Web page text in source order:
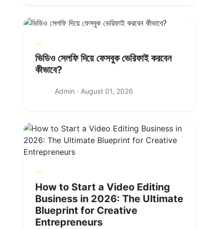
ভিডিও সেলফি দিয়ে ফেসবুক ভেরিফাই করবেন
কীভাবে?
Admin · August 01, 2026
How to Start a Video Editing
Business in 2026: The Ultimate
Blueprint for Creative
Entrepreneurs